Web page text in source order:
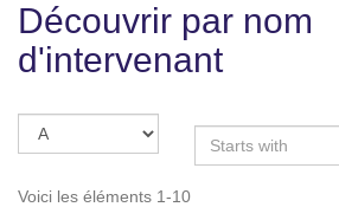
Découvrir par nom
d'intervenant
Voici les éléments 1-10